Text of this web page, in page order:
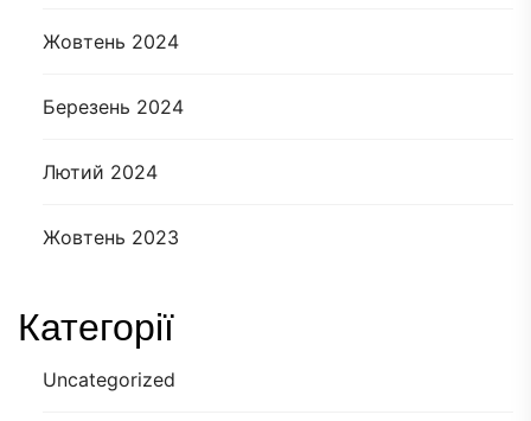
Жовтень 2024
Березень 2024
Лютий 2024
Жовтень 2023
Категорії
Uncategorized